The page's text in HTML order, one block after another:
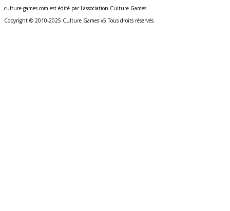
culture-games.com est édité par l'association Culture Games
Copyright © 2010-2025 Culture Games v5 Tous droits réservés.